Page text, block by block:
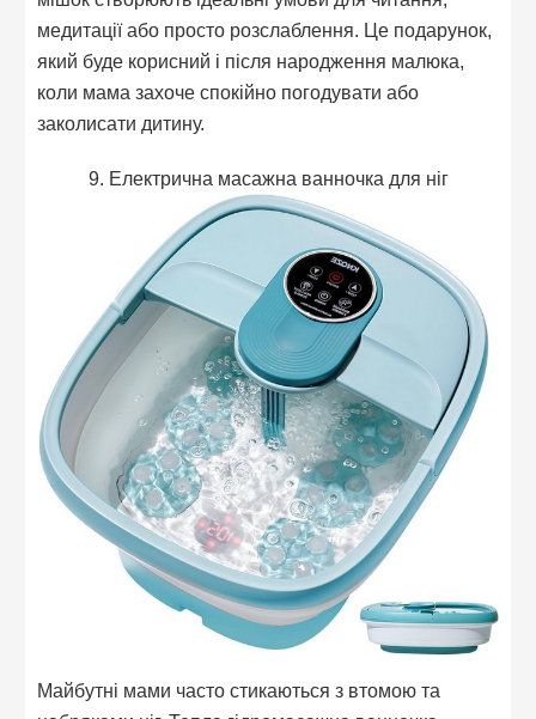
медитації або просто розслаблення. Це подарунок,
який буде корисний і після народження малюка,
коли мама захоче спокійно погодувати або
заколисати дитину.
9. Електрична масажна ванночка для ніг
Майбутні мами часто стикаються з втомою та